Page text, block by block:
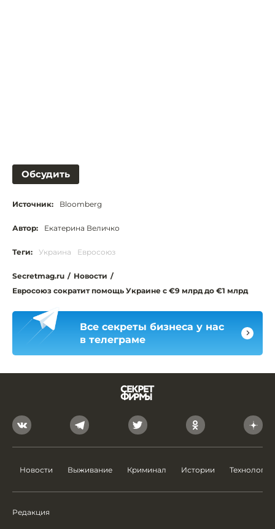
Обсудить
Источник: Bloomberg
Автор: Екатерина Величко
Теги: Украина Евросоюз
Secretmag.ru / Новости /
Евросоюз сократит помощь Украине с €9 млрд до €1 млрд
Все секреты бизнеса у нас
в телеграме
Новости Выживание Криминал Истории Технологии
Редакция